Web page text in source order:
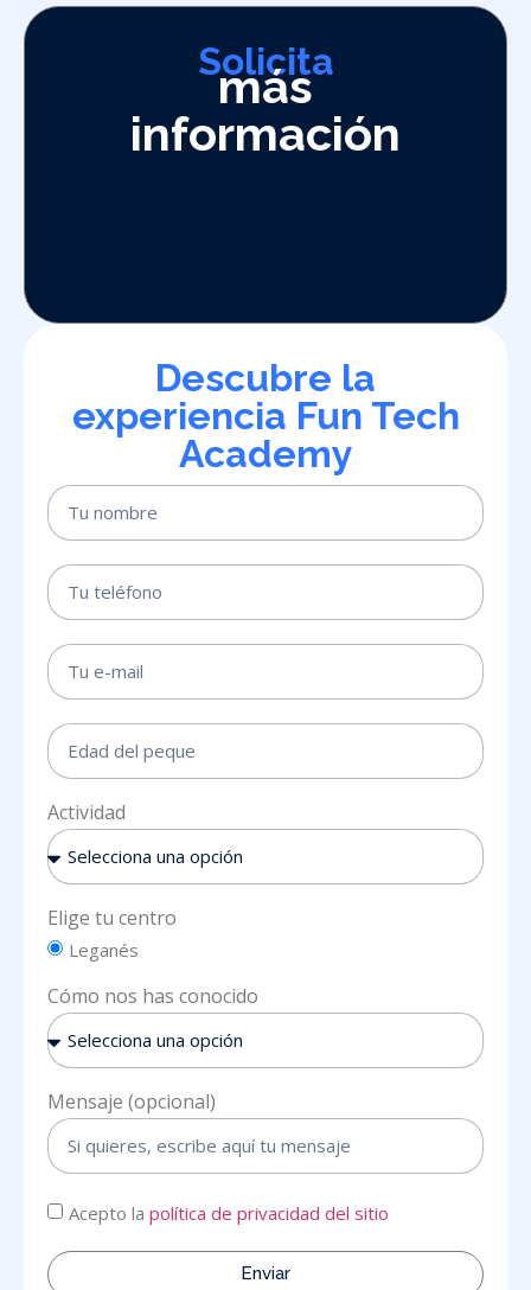
Solicita
más
información
Descubre la
experiencia Fun Tech
Academy
Actividad
Elige tu centro
Leganés
Cómo nos has conocido
Mensaje (opcional)
Acepto la política de privacidad del sitio
Enviar